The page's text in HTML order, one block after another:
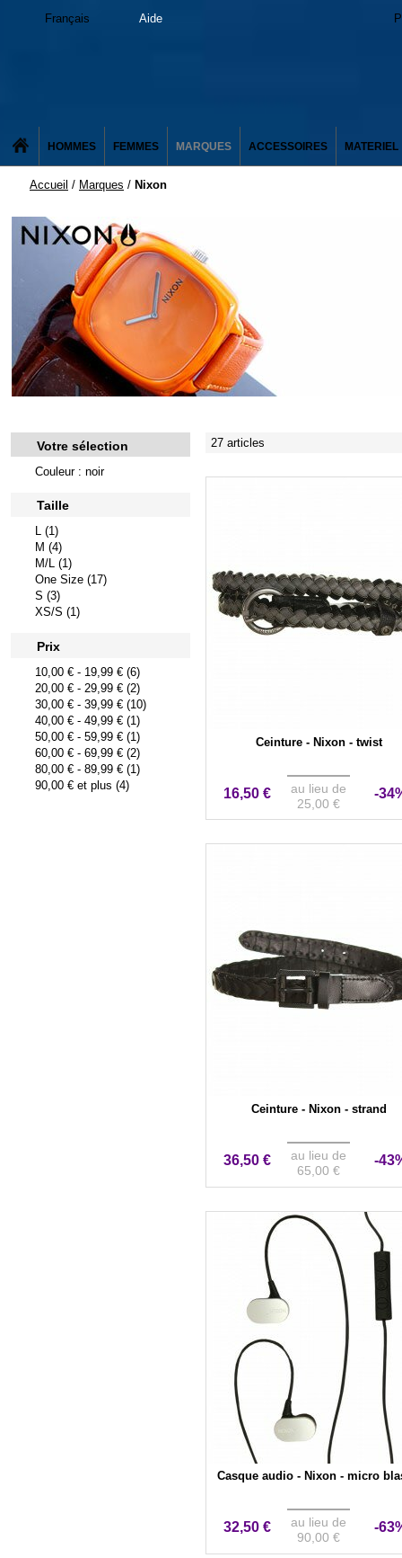
Français Aide
HOMMES FEMMES MARQUES ACCESSOIRES MATERIEL
Accueil / Marques / Nixon
Votre sélection
Couleur : noir
Taille
L (1)
M (4)
M/L (1)
One Size (17)
S (3)
XS/S (1)
Prix
10,00 € - 19,99 € (6)
20,00 € - 29,99 € (2)
30,00 € -39,99 € (10)
40,00 € -49,99 € (1)
50,00 € -59,99 € (1)
60,00 € -69,99 € (2)
80,00 € -89,99 € (1)
90,00 € et plus (4)
27 articles
Ceinture - Nixon - twist
16,50 €
au lieu de
25,00 €
-
Ceinture - Nixon - strand
36,50 €
au lieu de
65,00 €
-
Casque audio - Nixon - micro
32,50 €
au lieu de
90,00 €
-